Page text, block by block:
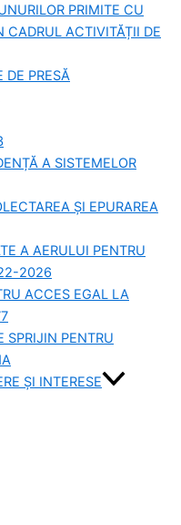
PRIMITE CU
CADRUL ACTIVITĂȚII DE
PRESĂ
A SISTEMELOR
ȘI EPURAREA
A AERULUI PENTRU
2026
ACCES EGAL LA
SPRIJIN PENTRU
ȘI INTERESE